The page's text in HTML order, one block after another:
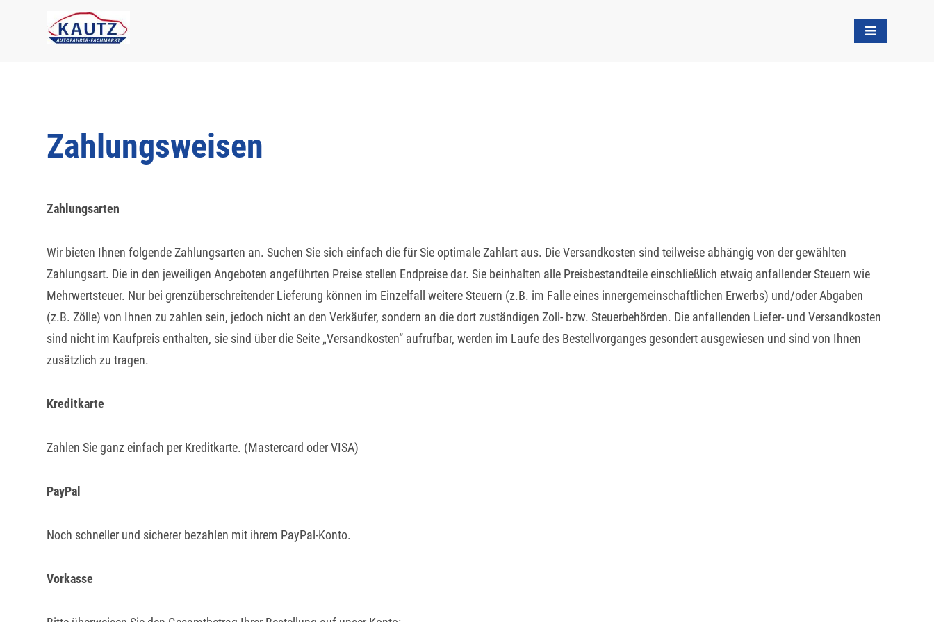
Zahlungsweisen
Zahlungsarten
Wir bieten Ihnen folgende Zahlungsarten an. Suchen Sie sich einfach die für Sie optimale Zahlart aus. Die Versandkosten sind teilweise abhängig von der gewählten
Zahlungsart. Die in den jeweiligen Angeboten angeführten Preise stellen Endpreise dar. Sie beinhalten alle Preisbestandteile einschließlich etwaig anfallender Steuern wie
Mehrwertsteuer. Nur bei grenzüberschreitender Lieferung können im Einzelfall weitere Steuern (z.B. im Falle eines innergemeinschaftlichen Erwerbs) und/oder Abgaben
(z.B. Zölle) von Ihnen zu zahlen sein, jedoch nicht an den Verkäufer, sondern an die dort zuständigen Zoll- bzw. Steuerbehörden. Die anfallenden Liefer- und Versandkosten
sind nicht im Kaufpreis enthalten, sie sind über die Seite „Versandkosten“ aufrufbar, werden im Laufe des Bestellvorganges gesondert ausgewiesen und sind von Ihnen
zusätzlich zu tragen.
Kreditkarte
Zahlen Sie ganz einfach per Kreditkarte. (Mastercard oder VISA)
PayPal
Noch schneller und sicherer bezahlen mit ihrem PayPal-Konto.
Vorkasse